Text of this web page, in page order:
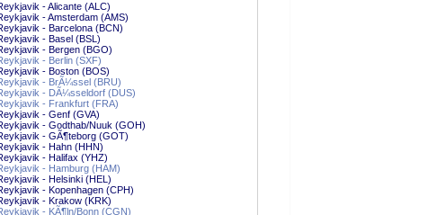
- Alicante (ALC)
- Amsterdam (AMS)
- Barcelona (BCN)
- Basel (BSL)
- Bergen (BGO)
- Berlin (SXF)
- Boston (BOS)
- BrÃ¼ssel (BRU)
- DÃ¼sseldorf (DUS)
- Frankfurt (FRA)
- Genf (GVA)
- Godthab/Nuuk (GOH)
- GÃ¶teborg (GOT)
- Hahn (HHN)
- Halifax (YHZ)
- Hamburg (HAM)
- Helsinki (HEL)
- Kopenhagen (CPH)
- Krakow (KRK)
- KÃ¶ln/Bonn (CGN)